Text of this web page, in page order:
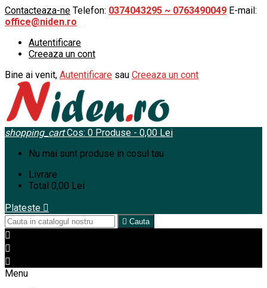
Contacteaza-ne Telefon: 0374043295 ~ 0763490049 E-mail:
office@niden.ro
Autentificare
Creeaza un cont
Bine ai venit, Autentificare sau Creeaza un cont
shopping_cart Cos: 0 Produse - 0,00 Lei
Nu mai sunt produse in cosul tau
Livrare
Total 0,00 Lei
Plateste 
 Cauta



Menu